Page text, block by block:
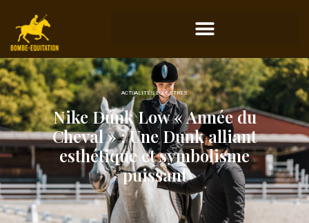
ACTUALITÉS ÉQUESTRES
Nike Dunk Low « Année du
Cheval » : Une Dunk alliant
esthétique et symbolisme
puissant